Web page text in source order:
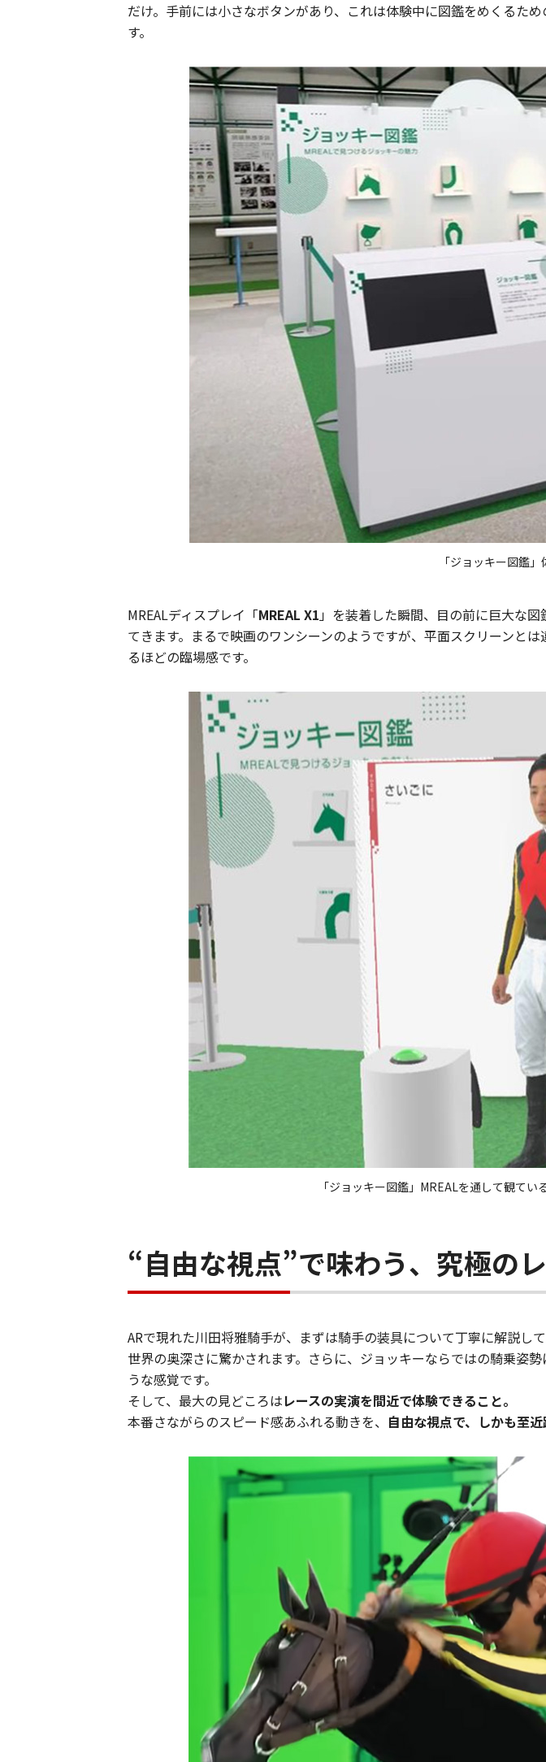
だけ。手前には小さなボタンがあり、これは体験中に図鑑をめくるた
す。
「ジョッキー図鑑
MREALディスプレイ「MREAL X1」を装着した瞬間、目の前に巨大な
てきます。まるで映画のワンシーンのようですが、平面スクリーンと
るほどの臨場感です。
「ジョッキー図鑑」MREALを通して観て
“自由な視点”で味わう、究極の
ARで現れた川田将雅騎手が、まずは騎手の装具について丁寧に解説し
世界の奥深さに驚かされます。さらに、ジョッキーならではの騎乗姿
うな感覚です。
そして、最大の見どころはレースの実演を間近で体験できること。
本番さながらのスピード感あふれる動きを、 自由な視点で、しかも至